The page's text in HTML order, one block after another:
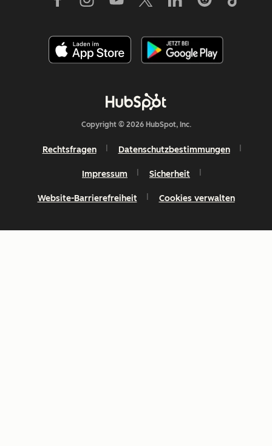
Copyright © 2026 HubSpot, Inc.
Rechtsfragen Datenschutzbestimmungen
Impressum Sicherheit
Website-Barrierefreiheit Cookies verwalten